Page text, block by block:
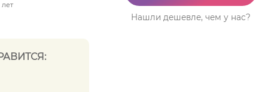
Нашли дешевле, чем у нас?
лет